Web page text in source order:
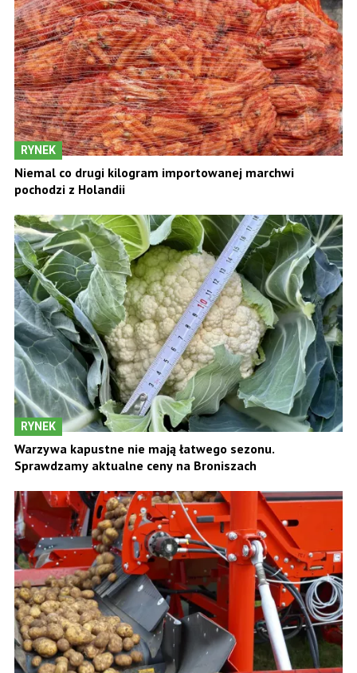
RYNEK
Niemal co drugi kilogram importowanej marchwi
pochodzi z Holandii
RYNEK
Warzywa kapustne nie mają łatwego sezonu.
Sprawdzamy aktualne ceny na Broniszach